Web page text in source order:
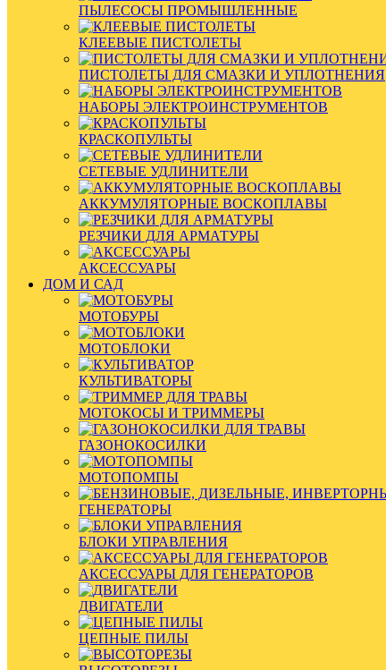
ПЫЛЕСОСЫ ПРОМЫШЛЕННЫЕ
КЛЕЕВЫЕ ПИСТОЛЕТЫ
ПИСТОЛЕТЫ ДЛЯ СМАЗКИ И УПЛОТНЕНИЯ
НАБОРЫ ЭЛЕКТРОИНСТРУМЕНТОВ
КРАСКОПУЛЬТЫ
СЕТЕВЫЕ УДЛИНИТЕЛИ
АККУМУЛЯТОРНЫЕ ВОСКОПЛАВЫ
РЕЗЧИКИ ДЛЯ АРМАТУРЫ
АКСЕССУАРЫ
ДОМ И САД
МОТОБУРЫ
МОТОБЛОКИ
КУЛЬТИВАТОРЫ
МОТОКОСЫ И ТРИММЕРЫ
ГАЗОНОКОСИЛКИ
МОТОПОМПЫ
ГЕНЕРАТОРЫ
БЛОКИ УПРАВЛЕНИЯ
АКСЕССУАРЫ ДЛЯ ГЕНЕРАТОРОВ
ДВИГАТЕЛИ
ЦЕПНЫЕ ПИЛЫ